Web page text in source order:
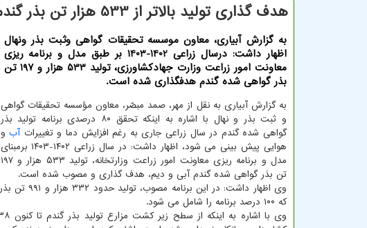
هدف گذاری تولید بالاتر از 533 هزار تن بذر گندم در کشور
به گزارش آبیاری، معاون موسسه تحقیقات گواهی وثبت بذر ونهال
اظهار داشت: درسال زراعی 1402-1403 بر طبق مدل و برنامه ریزی
معاونت امور زراعت وزارت جهادکشاورزی، تولید 533 هزار و 197 تن
بذر گواهی شده گندم هدفگذاری شده است.
به گزارش آبیاری به نقل از مهر، صمد مبصّر، معاون مؤسسه تحقیقات گواهی
و ثبت بذر و نهال با اشاره به اینکه تحقق ۸۰ درصدی برنامه تولید بذر
گواهی شده گندم در سال زراعی جاری به رغم افزایش دما و تغییراتآب و
هوایی پیش بینی می شود، اظهار داشت: در سال زراعی ۱۴۰۲-۱۴۰۳ برمبنای
مدل و برنامه ریزی معاونت امور زراعت وزارتخانه، تولید ۵۳۳ هزار و ۱۹۷
تن بذر گواهی شده گندم آبی و دیم، هدف گذاری و مصوب شده است.
که ۱۰۰ درصد برنامه را شامل می شود.